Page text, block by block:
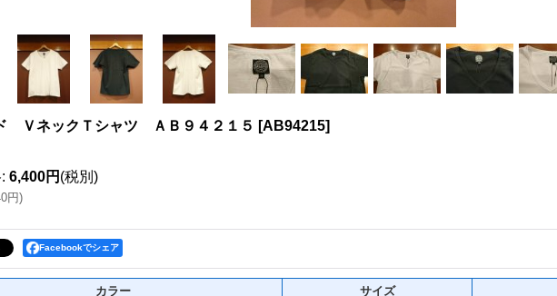
ＶネックＴシャツ ＡＢ９４２１５ [AB94215]
: 6,400円 (税別)
円)
Facebookでシェア
カラー サイズ